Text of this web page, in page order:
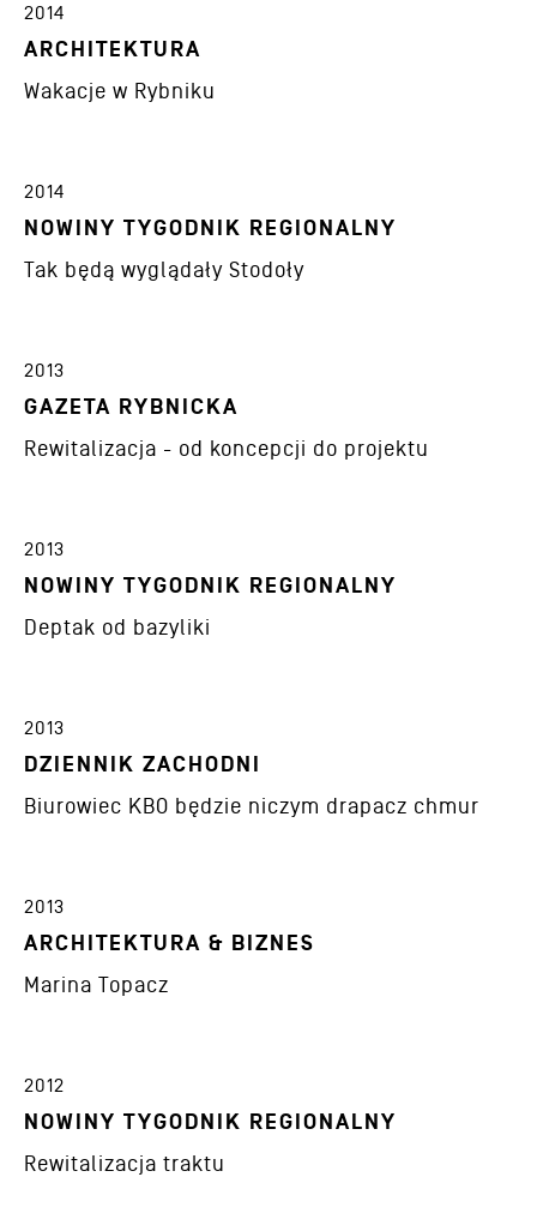
2014
ARCHITEKTURA
Wakacje w Rybniku
2014
NOWINY TYGODNIK REGIONALNY
Tak będą wyglądały Stodoły
2013
GAZETA RYBNICKA
Rewitalizacja - od koncepcji do projektu
2013
NOWINY TYGODNIK REGIONALNY
Deptak od bazyliki
2013
DZIENNIK ZACHODNI
Biurowiec KBO będzie niczym drapacz chmur
2013
ARCHITEKTURA & BIZNES
Marina Topacz
2012
NOWINY TYGODNIK REGIONALNY
Rewitalizacja traktu